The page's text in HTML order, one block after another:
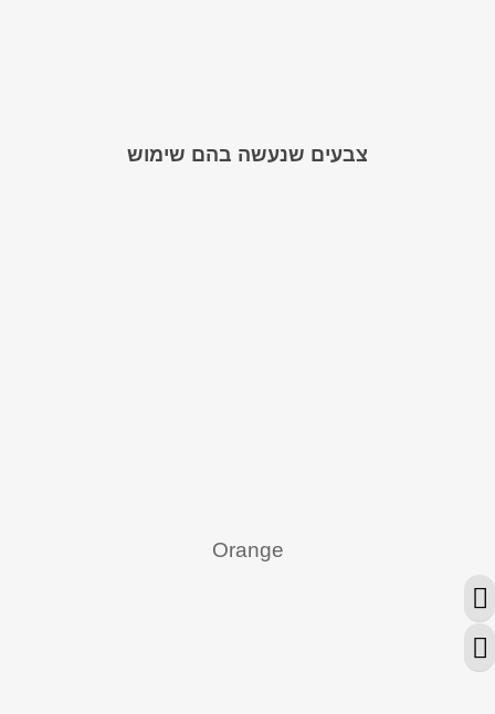
מתג ניגודיות גבוהה
מתג גודל גופן
צבעים שנעשה בהם שימוש
Orange